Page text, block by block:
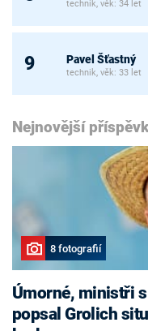
technik, věk: 34 let
9 Pavel Šťastný
technik, věk: 33 let
Nejnovější
8 fotografií
Úmorné, ministři
popsal Grolich